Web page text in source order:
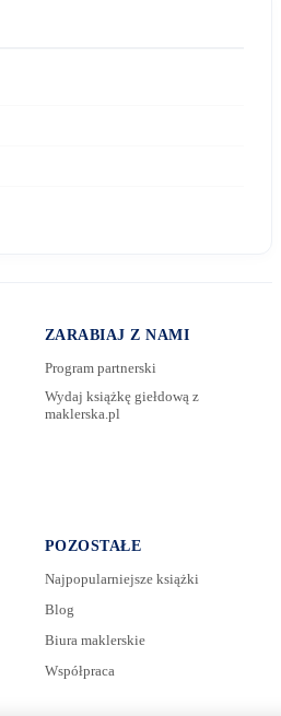
ZARABIAJ Z NAMI
Program partnerski
Wydaj książkę giełdową z
maklerska.pl
POZOSTAŁE
Najpopularniejsze książki
Blog
Biura maklerskie
Współpraca